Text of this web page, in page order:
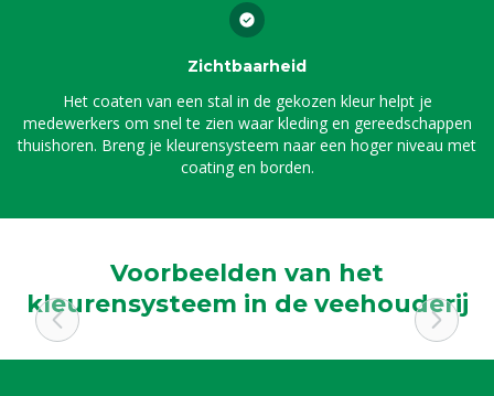
Zichtbaarheid
Het coaten van een stal in de gekozen kleur helpt je
medewerkers om snel te zien waar kleding en gereedschappen
thuishoren. Breng je kleurensysteem naar een hoger niveau met
coating en borden.
Voorbeelden van het
kleurensysteem in de veehouderij